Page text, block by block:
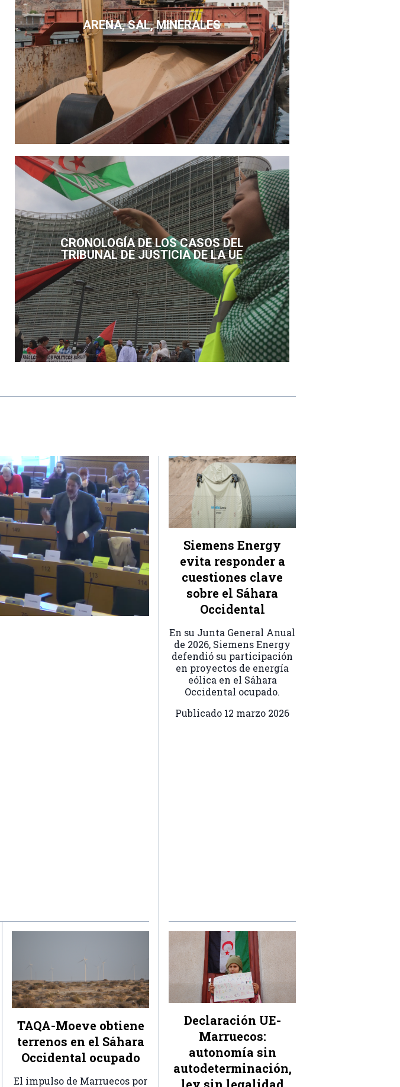
ARENA, SAL, MINERALES
CRONOLOGÍA DE LOS CASOS DEL
TRIBUNAL DE JUSTICIA DE LA UE
Siemens Energy
evita responder a
cuestiones clave
sobre el Sáhara
Occidental
En su Junta General Anual
de 2026, Siemens Energy
defendió su participación
en proyectos de energía
eólica en el Sáhara
Occidental ocupado.
Publicado 12 marzo 2026
TAQA-Moeve obtiene
terrenos en el Sáhara
Occidental ocupado
El impulso de Marruecos por
Declaración UE-
Marruecos:
autonomía sin
autodeterminación,
ley sin legalidad